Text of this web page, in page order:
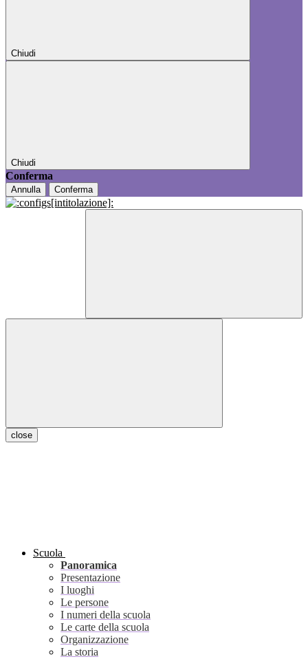
Chiudi
Chiudi
Conferma
Annulla Conferma
close
Scuola
Panoramica
Presentazione
I luoghi
Le persone
I numeri della scuola
Le carte della scuola
Organizzazione
La storia